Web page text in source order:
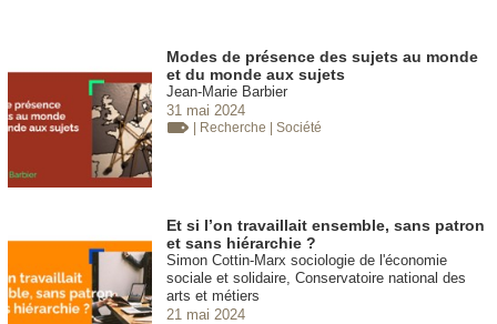
Modes de présence des sujets au monde
et du monde aux sujets
Jean-Marie Barbier
31 mai 2024
| Recherche | Société
Et si l’on travaillait ensemble, sans patron
et sans hiérarchie ?
Simon Cottin-Marx sociologie de l'économie
sociale et solidaire, Conservatoire national des
arts et métiers
21 mai 2024